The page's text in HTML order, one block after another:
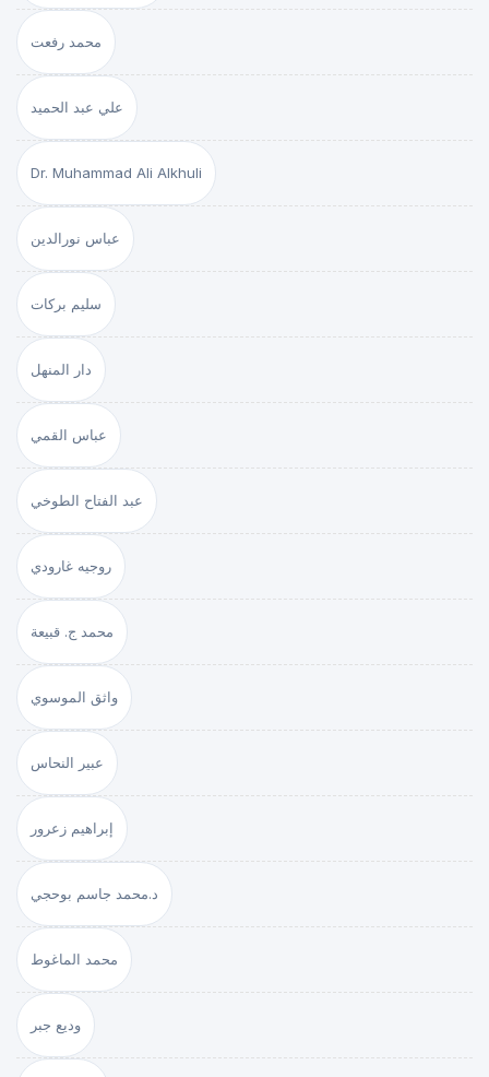
محمد رفعت
علي عبد الحميد
Dr. Muhammad Ali Alkhuli
عباس نورالدين
سليم بركات
دار المنهل
عباس القمي
عبد الفتاح الطوخي
روجيه غارودي
محمد ج. قبيعة
واثق الموسوي
عبير النحاس
إبراهيم زعرور
د.محمد جاسم بوحجي
محمد الماغوط
وديع جبر